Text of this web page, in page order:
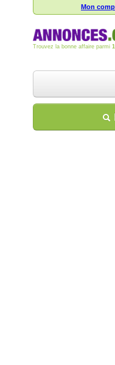
Mon
Trouvez la bonne affaire parmi